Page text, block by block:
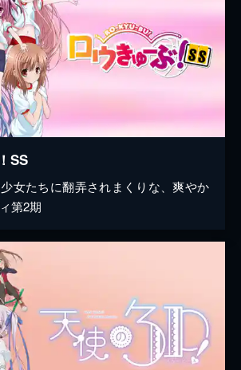
SS
女たちに翻弄されまくりな、爽やか
第2期